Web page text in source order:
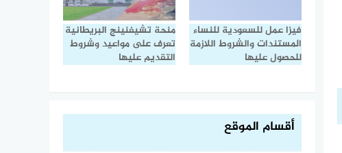
فيزا عمل للسعودية للنساء
المستندات والشروط اللازمة
للحصول عليها
منحة تشيفنينج البريطانية
تعرف على مواعيد وشروط
التقديم عليها
أقسام الموقع